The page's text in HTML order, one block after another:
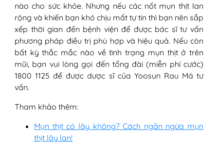
nào cho sức khỏe. Nhưng nếu các nốt mụn thịt lan
rộng và khiến bạn khó chịu mất tự tin thì bạn nên sắp
xếp thời gian đến bệnh viện để được bác sĩ tư vấn
phương pháp điều trị phù hợp và hiệu quả. Nếu còn
bất kỳ thắc mắc nào về tình trạng mụn thịt ở trên
mũi, bạn vui lòng gọi đến tổng đài (miễn phí cước)
1800 1125 để được dược sĩ của Yoosun Rau Má tư
vấn.
Tham khảo thêm:
Mụn thịt có lây không? Cách ngăn ngừa mụn
thịt lây lan!